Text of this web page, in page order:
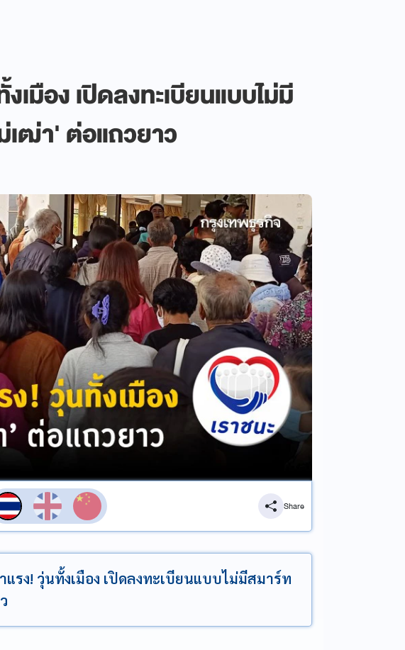
เมือง เปิดลงทะเบียนแบบไม่มี
ฒ่า' ต่อแถวยาว
Share
รง! วุ่นทั้งเมือง เปิดลงทะเบียนแบบไม่มีสมาร์ท